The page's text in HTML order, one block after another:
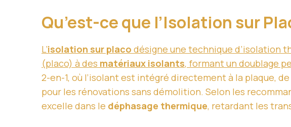
Qu’est-ce que l’Isolation sur
L’isolation sur placo désigne une technique d’isolation
(placo) à des matériaux isolants, formant un doublage
2-en-1, où l’isolant est intégré directement à la plaque, de
pour les rénovations sans démolition. Selon les
excelle dans le déphasage thermique, retardant les